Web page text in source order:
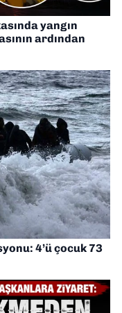
yangın
ardından
4’ü çocuk 73